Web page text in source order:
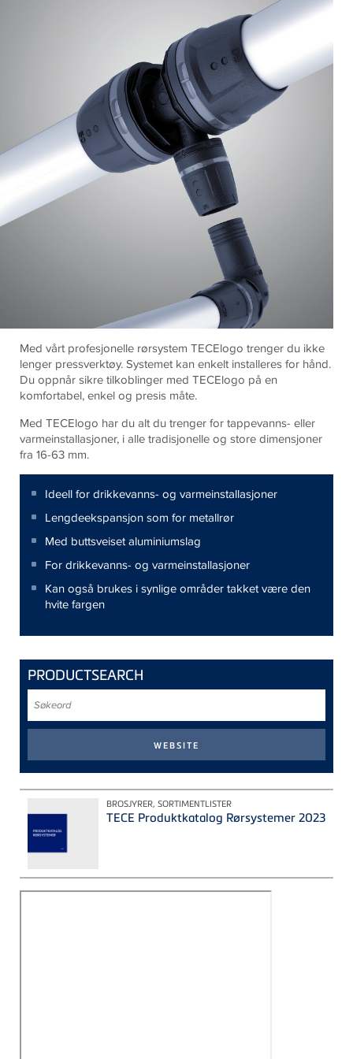
Med vårt profesjonelle rørsystem TECElogo trenger du ikke
lenger pressverktøy. Systemet kan enkelt installeres for hånd.
Du oppnår sikre tilkoblinger med TECElogo på en
komfortabel, enkel og presis måte.
Med TECElogo har du alt du trenger for tappevanns- eller
varmeinstallasjoner, i alle tradisjonelle og store dimensjoner
fra 16-63 mm.
Ideell for drikkevanns- og varmeinstallasjoner
Lengdeekspansjon som for metallrør
Med buttsveiset aluminiumslag
For drikkevanns- og varmeinstallasjoner
Kan også brukes i synlige områder takket være den
hvite fargen
PRODUCTSEARCH
BROSJYRER, SORTIMENTLISTER
TECE Produktkatalog Rørsystemer 2023